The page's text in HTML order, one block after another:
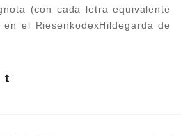
(con cada letra equivalente
el RiesenkodexHildegarda de